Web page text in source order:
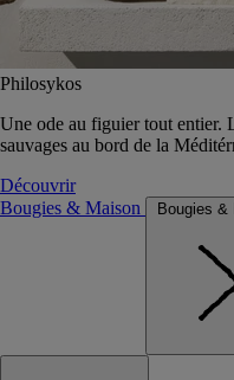
Philosykos
Une ode au figuier tout entier.
sauvages au bord de la
Découvrir
Bougies & Maison
Bougies &